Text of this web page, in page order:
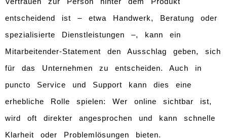
Vertrauen zur Person hinter dem Produkt
entscheidend ist – etwa Handwerk, Beratung oder
spezialisierte Dienstleistungen –, kann ein
Mitarbeitender-Statement den Ausschlag geben, sich
für das Unternehmen zu entscheiden. Auch in
puncto Service und Support kann dies eine
erhebliche Rolle spielen: Wer online sichtbar ist,
wird oft direkter angesprochen und kann schnelle
Klarheit oder Problemlösungen bieten.